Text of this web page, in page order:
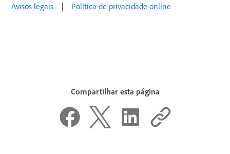
Avisos legais | Política de privacidade online
Compartilhar esta página